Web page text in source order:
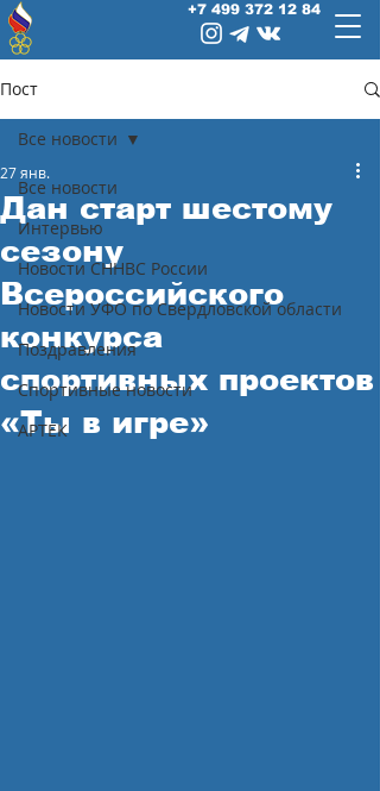
+7 499 372 12 84
Пост
Все новости
Интервью
Новости СННВС России
Новости УФО по Свердловской области
Поздравления
Спортивные новости
АРТЕК
Все новости
Дан старт шестому
сезону
Всероссийского
конкурса
спортивных проектов
«Ты в игре»
27 янв.